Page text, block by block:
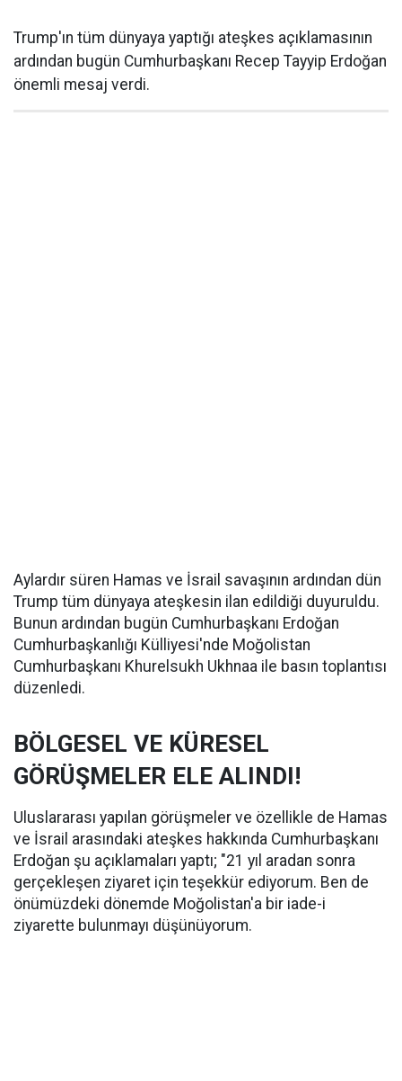
Trump'ın tüm dünyaya yaptığı ateşkes açıklamasının
ardından bugün Cumhurbaşkanı Recep Tayyip Erdoğan
önemli mesaj verdi.
Aylardır süren Hamas ve İsrail savaşının ardından dün
Trump tüm dünyaya ateşkesin ilan edildiği duyuruldu.
Bunun ardından bugün Cumhurbaşkanı Erdoğan
Cumhurbaşkanlığı Külliyesi'nde Moğolistan
Cumhurbaşkanı Khurelsukh Ukhnaa ile basın toplantısı
düzenledi.
BÖLGESEL VE KÜRESEL
GÖRÜŞMELER ELE ALINDI!
Uluslararası yapılan görüşmeler ve özellikle de Hamas
ve İsrail arasındaki ateşkes hakkında Cumhurbaşkanı
Erdoğan şu açıklamaları yaptı; "21 yıl aradan sonra
gerçekleşen ziyaret için teşekkür ediyorum. Ben de
önümüzdeki dönemde Moğolistan'a bir iade-i
ziyarette bulunmayı düşünüyorum.